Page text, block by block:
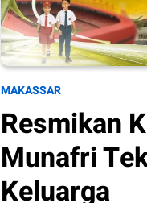
MAKASSAR
Resmikan
Munafri
Keluarga